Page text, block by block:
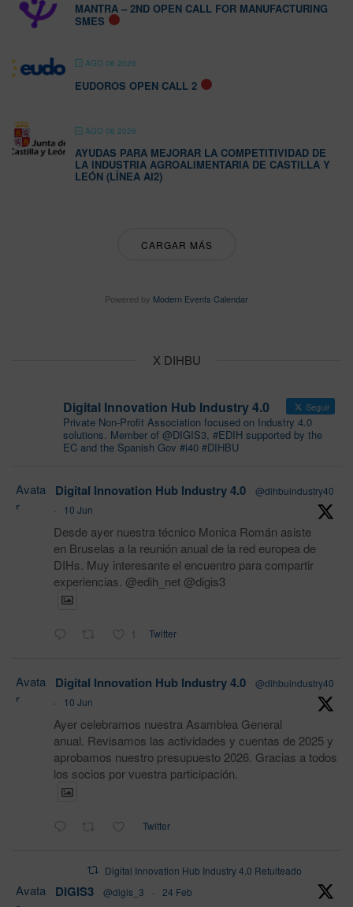
MANTRA – 2ND OPEN CALL FOR MANUFACTURING
SMES
AGO 06 2026
EUDOROS OPEN CALL 2
AGO 06 2026
AYUDAS PARA MEJORAR LA COMPETITIVIDAD DE
LA INDUSTRIA AGROALIMENTARIA DE CASTILLA Y
LEÓN (LÍNEA AI2)
CARGAR MÁS
Powered by Modern Events Calendar
X DIHBU
Digital Innovation Hub Industry 4.0 Seguir
Private Non-Profit Association focused on Industry 4.0
solutions. Member of @DIGIS3, #EDIH supported by the
EC and the Spanish Gov #i40 #DIHBU
Avata
r
Digital Innovation Hub Industry 4.0
@dihbuindustry40
·
10 Jun
Desde ayer nuestra técnico Monica Román asiste
en Bruselas a la reunión anual de la red europea de
DIHs. Muy interesante el encuentro para compartir
experiencias. @edih_net @digis3
1 Twitter
Avata
r
Digital Innovation Hub Industry 4.0
@dihbuindustry40
·
10 Jun
Ayer celebramos nuestra Asamblea General
anual. Revisamos las actividades y cuentas de 2025 y
aprobamos nuestro presupuesto 2026. Gracias a todos
los socios por vuestra participación.
Twitter
Digital Innovation Hub Industry 4.0 Retuiteado
Avata
DIGIS3 @digis_3 · 24 Feb